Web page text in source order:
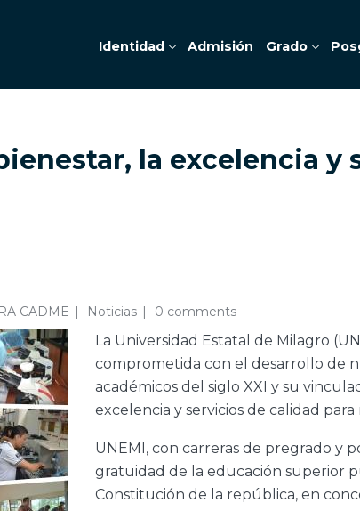
Identidad Admisión Grado
la excelencia
CADME Noticias 0 comments
La Universidad Estatal de Milagro
comprometida con el desarrollo de
académicos del siglo XXI y su
excelencia y servicios de calidad
UNEMI, con carreras de pregrado y
gratuidad de la educación superior
Constitución de la república, en